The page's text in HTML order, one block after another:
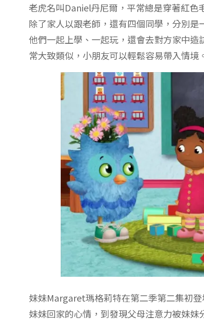
老虎名叫Daniel丹尼爾，平常總是穿著紅色
除了家人以跟老師，還有四個同學，分別
他們一起上學、一起玩，還會去對方家中
常大致類似，小朋友可以輕鬆容易帶入情境
妹妹Margaret瑪格莉特在第二季第二集初
妹妹回家的心情，到發現父母注意力被妹